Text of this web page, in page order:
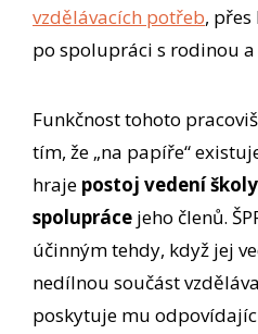
vzdělávacích potřeb,
po spolupráci s rodinou
Funkčnost tohoto
tím, že „na papíře“
hraje postoj vedení školy
spolupráce jeho členů.
účinným tehdy, když jej
nedílnou součást
poskytuje mu